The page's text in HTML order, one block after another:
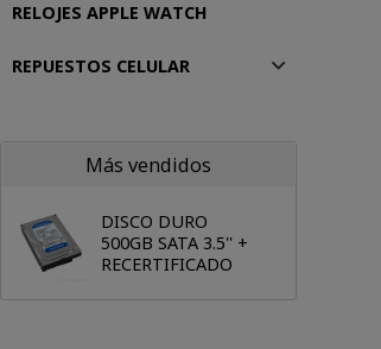
RELOJES APPLE WATCH
REPUESTOS CELULAR
Más vendidos
DISCO DURO
500GB SATA 3.5'' +
RECERTIFICADO